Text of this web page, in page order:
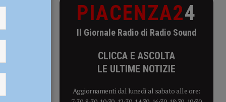
viale
in
PIACENZA24
Il Giornale Radio di Radio Sound
CLICCA E ASCOLTA
LE ULTIME NOTIZIE
Aggiornamenti dal lunedì al sabato alle ore: